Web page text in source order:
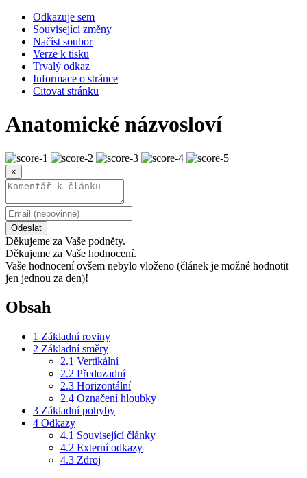
Odkazuje sem
Související změny
Načíst soubor
Verze k tisku
Trvalý odkaz
Informace o stránce
Citovat stránku
Anatomické názvosloví
×
Odeslat
Děkujeme za Vaše podněty.
Děkujeme za Vaše hodnocení.
Vaše hodnocení ovšem nebylo vloženo (článek je možné hodnotit
jen jednou za den)!
Obsah
1 Základní roviny
2 Základní směry
2.1 Vertikální
2.2 Předozadní
2.3 Horizontální
2.4 Označení hloubky
3 Základní pohyby
4 Odkazy
4.1 Související články
4.2 Externí odkazy
4.3 Zdroj